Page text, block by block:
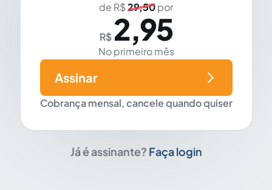
de R$29,50por
R$ 2,95
No primeiro mês
Cobrança mensal, cancele quando quiser
Assinar
Já é assinante? Faça login